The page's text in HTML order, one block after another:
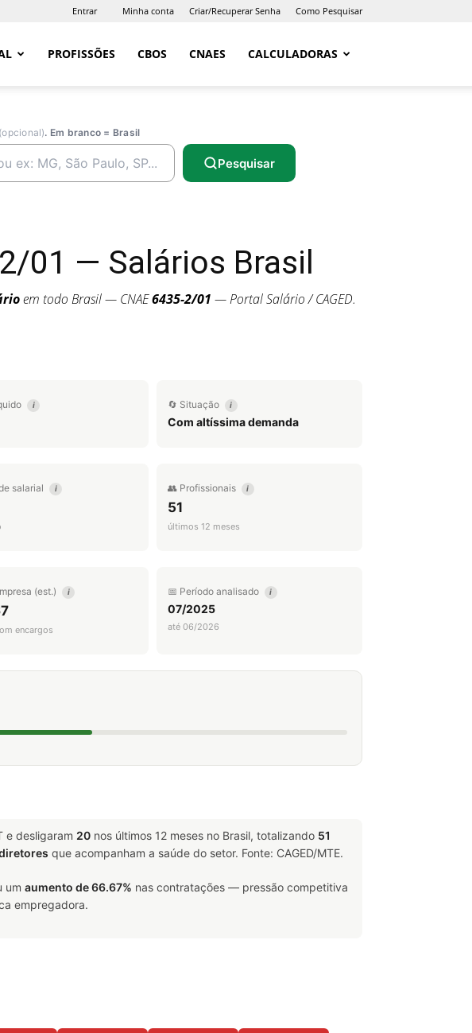
Entrar Minha conta Criar/Recuperar Senha Como Pesquisar
PROFISSÕES CBOS CNAES CALCULADORAS
(opcional). Em branco = Brasil
Pesquisar
01 — Salários Brasil
em todo Brasil — CNAE6435-2/01 — Portal Salário / CAGED.
i 🔄 Situação i
Com altíssima demanda
salarial i 👥 Profissionais i
51
últimos 12 meses
(est.) i
encargos
📅 Período analisado i
07/2025
até 06/2026
e desligaram 20 nos últimos 12 meses no Brasil, totalizando 51
que acompanham a saúde do setor. Fonte: CAGED/MTE.
um aumento de 66.67% nas contratações — pressão competitiva
empregadora.